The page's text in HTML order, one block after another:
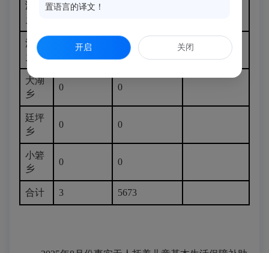
鸿尾
乡
0
洋里
乡
大湖
乡
0 0
廷坪
乡
0 0
小箬
乡
0 0
合计 3 5673
置语言的译文！
开启 关闭